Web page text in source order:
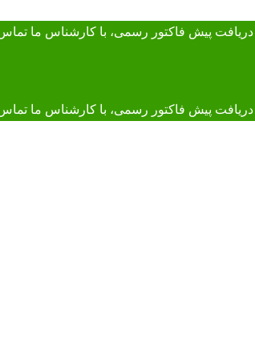
پیش فاکتور رسمی، با کارشناس ما تماس
فاکتور رسمی، با کارشناس ما تماس بگیرید.